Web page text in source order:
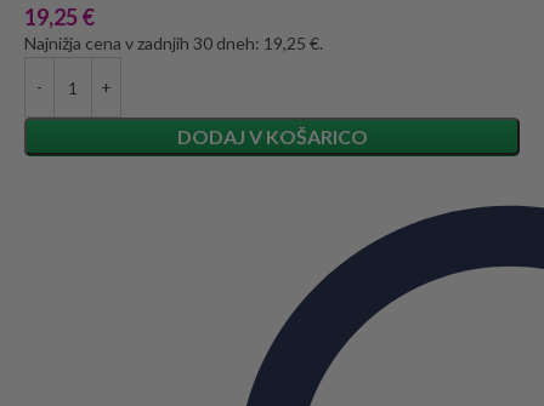
19,25€
Najnižja cena v zadnjih 30 dneh: 19,25 €.
DODAJ V KOŠARICO